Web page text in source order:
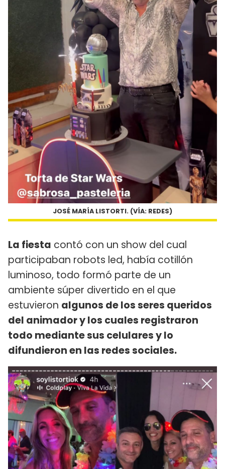
JOSÉ MARÍA LISTORTI. (VÍA: REDES)
La fiesta contó con un show del cual
participaban robots led, había cotillón
luminoso, todo formó parte de un
ambiente súper divertido en el que
estuvieron algunos de los seres queridos
del animador y los cuales registraron
todo mediante sus celulares y lo
difundieron en las redes sociales.